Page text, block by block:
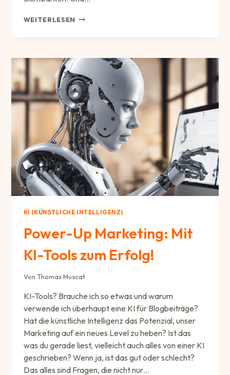
WEITERLESEN HAT
KI (KÜNSTLICHE INTELLIGENZ)
Power-Up Marketing: Mit
KI-Tools zum Erfolg!
Von Thomas Muscat
KI-Tools? Brauche ich so etwas und warum
verwende ich überhaupt eine KI für Blogbeiträge?
Hat die künstliche Intelligenz das Potenzial, unser
Marketing auf ein neues Level zu heben? Ist das
was du gerade liest, vielleicht auch alles von einer KI
geschrieben? Wenn ja, ist das gut oder schlecht?
Das alles sind Fragen, die nicht nur…